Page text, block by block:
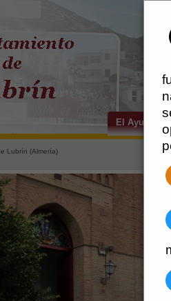
El
Lubrín (Almería)